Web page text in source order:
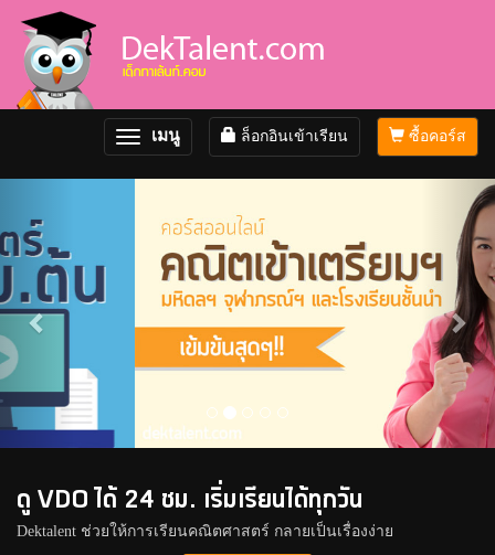
ซื้อคอร์ส
ล็อกอินเข้าเรียน
Toggle
navigation
เมนู
ดู VDO ได้ 24 ชม. เริ่มเรียนได้ทุกวัน
Dektalent ช่วยให้การเรียนคณิตศาสตร์ กลายเป็นเรื่องง่าย